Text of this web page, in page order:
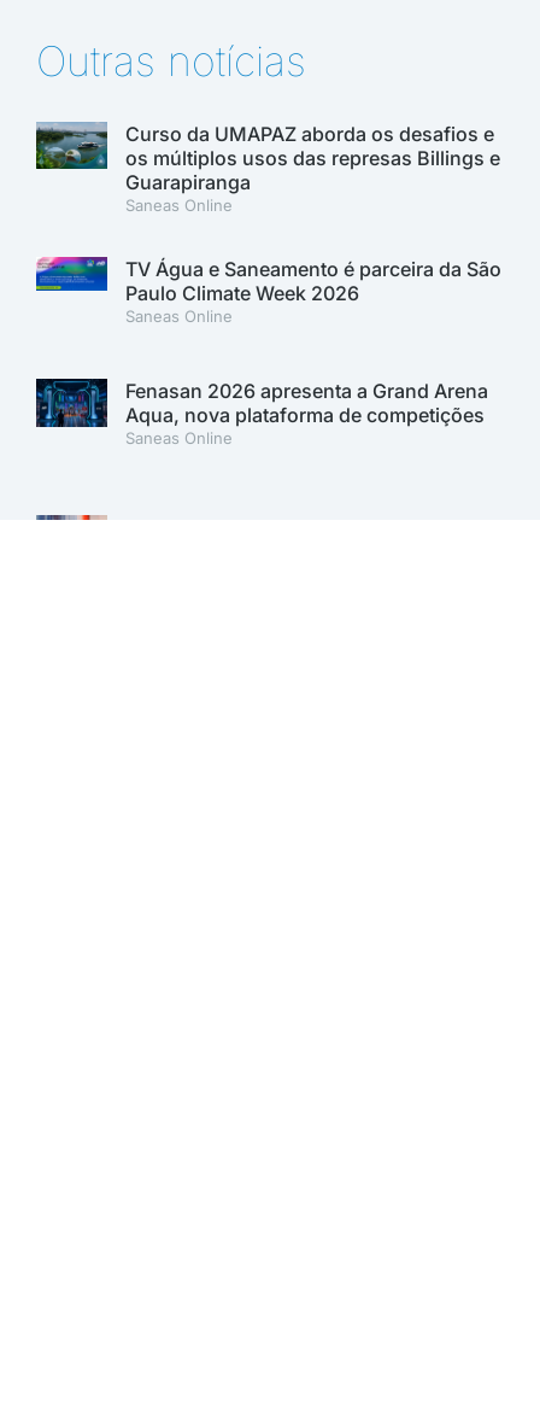
Outras notícias
Curso da UMAPAZ aborda os desafios e
os múltiplos usos das represas Billings e
Guarapiranga
Saneas Online
TV Água e Saneamento é parceira da São
Paulo Climate Week 2026
Saneas Online
Fenasan 2026 apresenta a Grand Arena
Aqua, nova plataforma de competições
Saneas Online